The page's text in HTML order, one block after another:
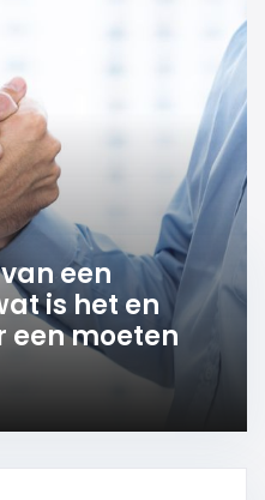
een
is het en
een moeten